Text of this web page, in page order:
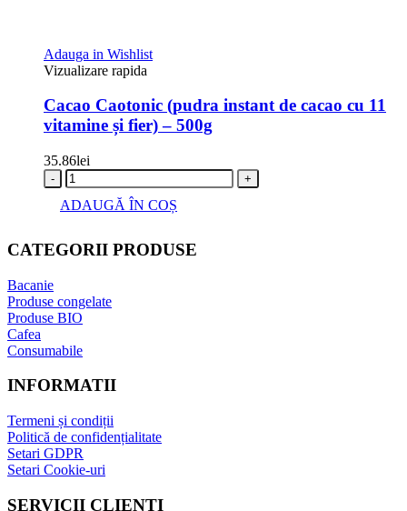
Adauga in Wishlist
Vizualizare rapida
Cacao Caotonic (pudra instant de cacao cu 11
vitamine și fier) – 500g
35.86lei
- +
ADAUGĂ ÎN COȘ
CATEGORII PRODUSE
Bacanie
Produse congelate
Produse BIO
Cafea
Consumabile
INFORMATII
Termeni și condiții
Politică de confidențialitate
Setari GDPR
Setari Cookie-uri
SERVICII CLIENȚI